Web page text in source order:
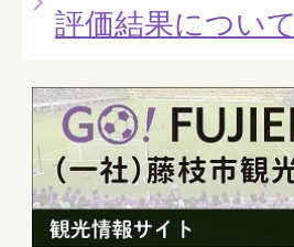
評価結果について